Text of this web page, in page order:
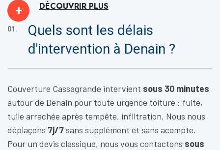
+ DÉCOUVRIR PLUS
01.
Quels sont les délais
d'intervention à Denain ?
Couverture Cassagrande intervient sous 30 minutes
autour de Denain pour toute urgence toiture : fuite,
tuile arrachée après tempête, infiltration. Nous nous
déplaçons 7j/7sans supplément et sans acompte.
Pour un devis classique, nous vous contactons sous